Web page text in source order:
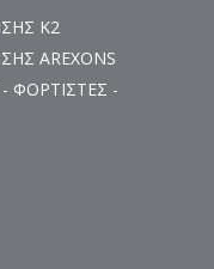
K2
AREXONS
ΦΟΡΤΙΣΤΕΣ -